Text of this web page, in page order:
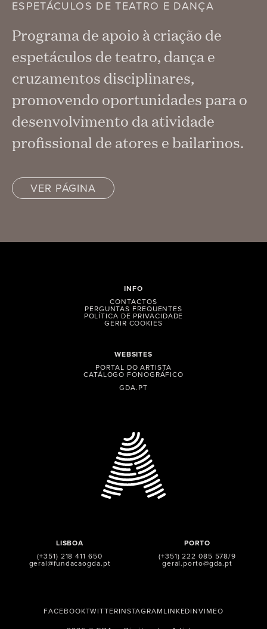
ESPETÁCULOS DE TEATRO E DANÇA
Programa de apoio à criação de
espetáculos de teatro, dança e
cruzamentos disciplinares,
promovendo oportunidades para o
desenvolvimento da atividade
profissional de atores e bailarinos.
VER PÁGINA
LISBOA
(+351) 218 411 650
geral@fundacaogda.pt
PORTO
(+351) 222 085 578/9
geral.porto@gda.pt
WEBSITES
PORTAL DO ARTISTA
CATÁLOGO FONOGRÁFICO
GDA.PT
INFO
CONTACTOS
PERGUNTAS FREQUENTES
POLÍTICA DE PRIVACIDADE
GERIR COOKIES
FACEBOOKTWITTERINSTAGRAMLINKEDINVIMEO